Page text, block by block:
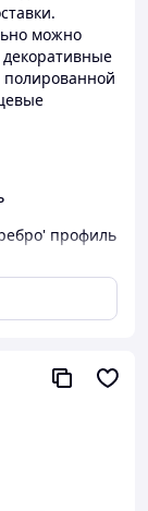
можно
полированной
профиль
стекле (
отели,
мм,
10мм и